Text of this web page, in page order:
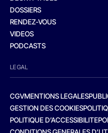
DOSSIERS
RENDEZ-VOUS
VIDEOS
PODCASTS
LEGAL
CGVMENTIONS LEGALES
GESTION DES COOKIES
POLITIQUE D’ACCESSIBILITE